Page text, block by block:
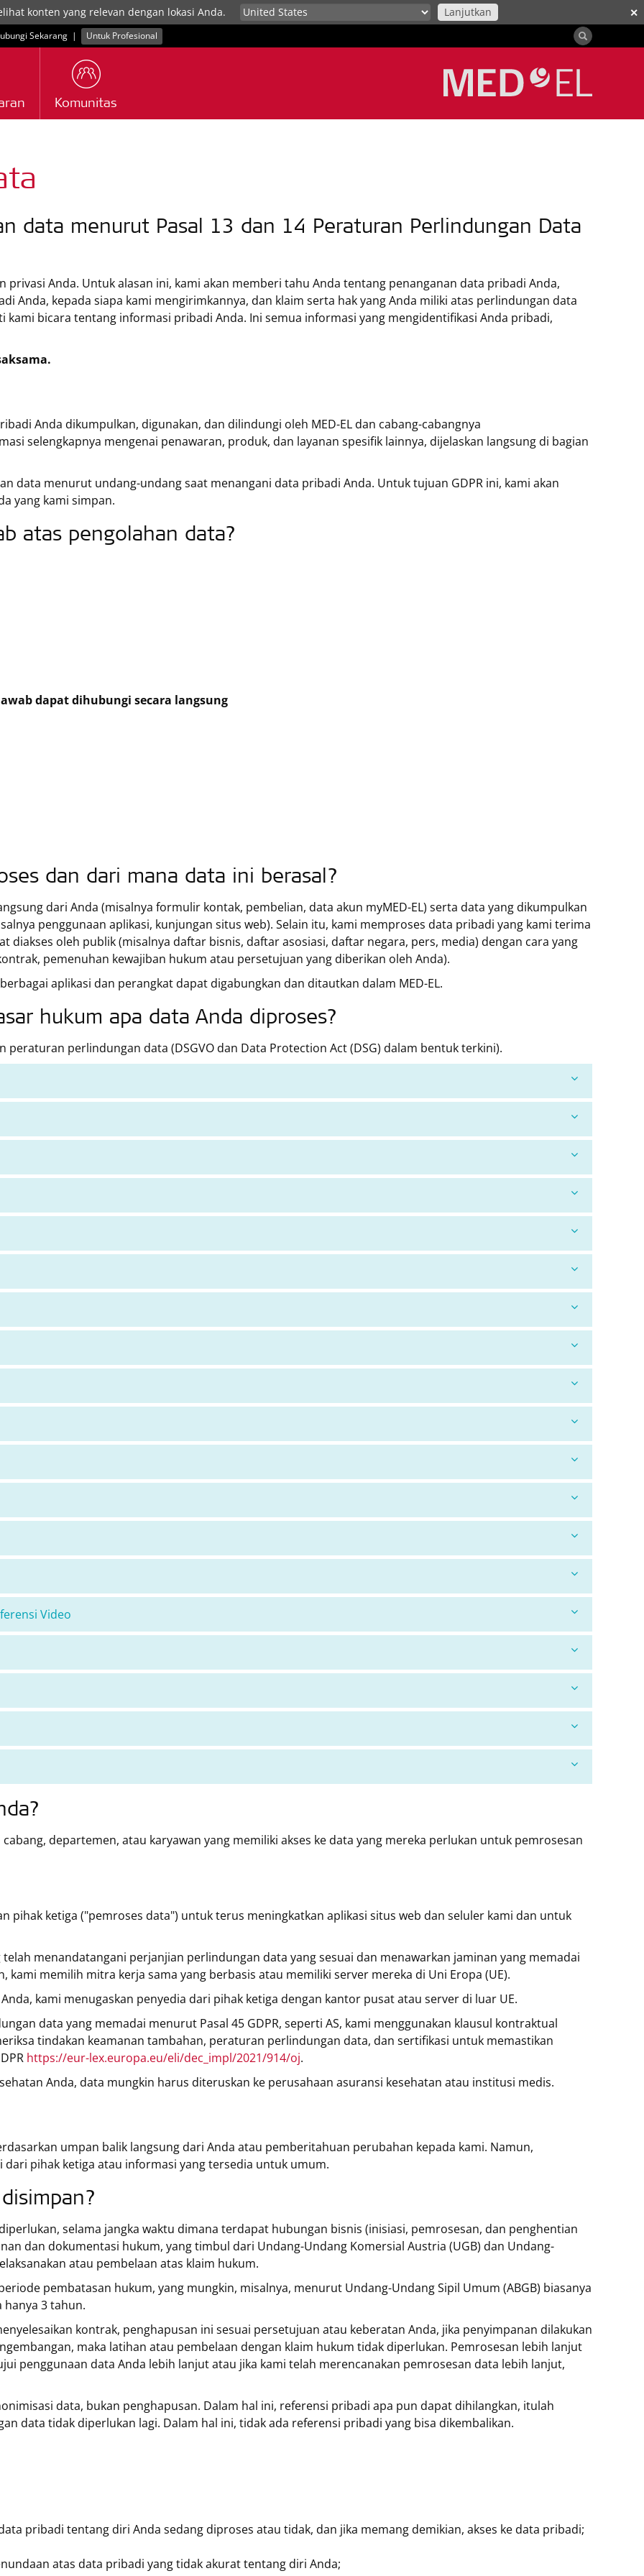
✕
konten yang relevan dengan lokasi Anda. Lanjutkan
Sekarang | Untuk Profesional
Komunitas
data menurut Pasal 13 dan 14 Peraturan Perlindungan Data
Anda. Untuk alasan ini, kami akan memberi tahu Anda tentang penanganan data pribadi Anda,
Anda, kepada siapa kami mengirimkannya, dan klaim serta hak yang Anda miliki atas perlindungan data
bicara tentang informasi pribadi Anda. Ini semua informasi yang mengidentifikasi Anda pribadi,
Anda dikumpulkan, digunakan, dan dilindungi oleh MED-EL dan cabang-cabangnya
selengkapnya mengenai penawaran, produk, dan layanan spesifik lainnya, dijelaskan langsung di bagian
data menurut undang-undang saat menangani data pribadi Anda. Untuk tujuan GDPR ini, kami akan
yang kami simpan.
atas pengolahan data?
dapat dihubungi secara langsung
dan dari mana data ini berasal?
dari Anda (misalnya formulir kontak, pembelian, data akun myMED-EL) serta data yang dikumpulkan
penggunaan aplikasi, kunjungan situs web). Selain itu, kami memproses data pribadi yang kami terima
diakses oleh publik (misalnya daftar bisnis, daftar asosiasi, daftar negara, pers, media) dengan cara yang
pemenuhan kewajiban hukum atau persetujuan yang diberikan oleh Anda).
aplikasi dan perangkat dapat digabungkan dan ditautkan dalam MED-EL.
hukum apa data Anda diproses?
perlindungan data (DSGVO dan Data Protection Act (DSG) dalam bentuk terkini).
Video
departemen, atau karyawan yang memiliki akses ke data yang mereka perlukan untuk pemrosesan
pihak ketiga ("pemroses data") untuk terus meningkatkan aplikasi situs web dan seluler kami dan untuk
menandatangani perjanjian perlindungan data yang sesuai dan menawarkan jaminan yang memadai
kami memilih mitra kerja sama yang berbasis atau memiliki server mereka di Uni Eropa (UE).
kami menugaskan penyedia dari pihak ketiga dengan kantor pusat atau server di luar UE.
data yang memadai menurut Pasal 45 GDPR, seperti AS, kami menggunakan klausul kontraktual
tindakan keamanan tambahan, peraturan perlindungan data, dan sertifikasi untuk memastikan
https://eur-lex.europa.eu/eli/dec_impl/2021/914/oj.
Anda, data mungkin harus diteruskan ke perusahaan asuransi kesehatan atau institusi medis.
umpan balik langsung dari Anda atau pemberitahuan perubahan kepada kami. Namun,
pihak ketiga atau informasi yang tersedia untuk umum.
selama jangka waktu dimana terdapat hubungan bisnis (inisiasi, pemrosesan, dan penghentian
dan dokumentasi hukum, yang timbul dari Undang-Undang Komersial Austria (UGB) dan Undang-
atau pembelaan atas klaim hukum.
pembatasan hukum, yang mungkin, misalnya, menurut Undang-Undang Sipil Umum (ABGB) biasanya
hanya 3 tahun.
kontrak, penghapusan ini sesuai persetujuan atau keberatan Anda, jika penyimpanan dilakukan
maka latihan atau pembelaan dengan klaim hukum tidak diperlukan. Pemrosesan lebih lanjut
penggunaan data Anda lebih lanjut atau jika kami telah merencanakan pemrosesan data lebih lanjut,
data, bukan penghapusan. Dalam hal ini, referensi pribadi apa pun dapat dihilangkan, itulah
data tidak diperlukan lagi. Dalam hal ini, tidak ada referensi pribadi yang bisa dikembalikan.
pribadi tentang diri Anda sedang diproses atau tidak, dan jika memang demikian, akses ke data pribadi;
atas data pribadi yang tidak akurat tentang diri Anda;